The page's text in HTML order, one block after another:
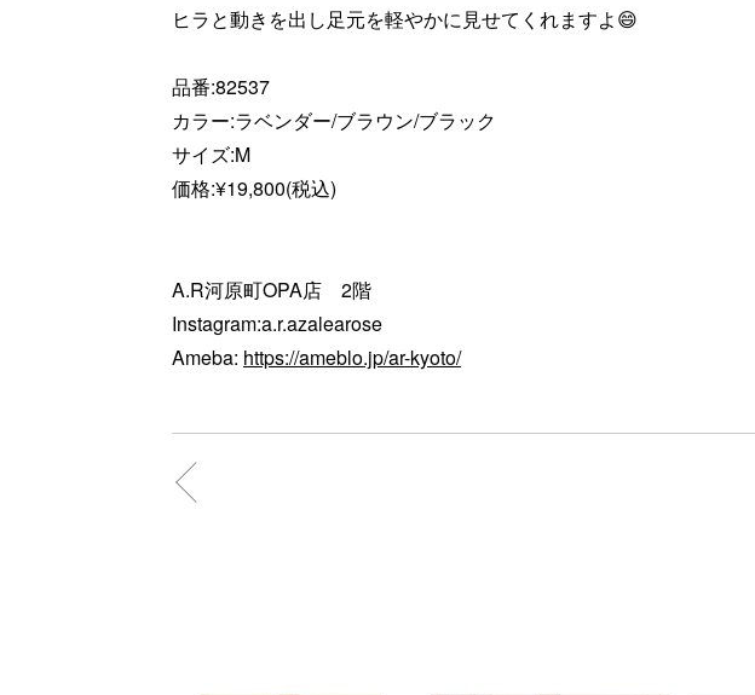
ヒラと動きを出し足元を軽やかに見せてくれますよ😄
品番:82537
カラー:ラベンダー/ブラウン/ブラック
サイズ:M
価格:¥19,800(税込)
A.R河原町OPA店 2階
Instagram:a.r.azalearose
Ameba: https://ameblo.jp/ar-kyoto/